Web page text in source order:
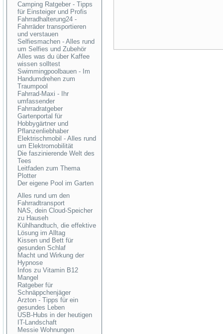
Camping Ratgeber - Tipps
für Einsteiger und Profis
Fahrradhalterung24 -
Fahrräder transportieren
und verstauen
Selfiesmachen - Alles rund
um Selfies und Zubehör
Alles was du über Kaffee
wissen solltest
Swimmingpoolbauen - Im
Handumdrehen zum
Traumpool
Fahrrad-Maxi - Ihr
umfassender
Fahrradratgeber
Gartenportal für
Hobbygärtner und
Pflanzenliebhaber
Elektrischmobil - Alles rund
um Elektromobilität
Die faszinierende Welt des
Tees
Leitfaden zum Thema
Plotter
Der eigene Pool im Garten
Alles rund um den
Fahrradtransport
NAS, dein Cloud-Speicher
zu Hauseh
Kühlhandtuch, die effektive
Lösung im Alltag
Kissen und Bett für
gesunden Schlaf
Macht und Wirkung der
Hypnose
Infos zu Vitamin B12
Mangel
Ratgeber für
Schnäppchenjäger
Arzton - Tipps für ein
gesundes Leben
USB-Hubs in der heutigen
IT-Landschaft
Messie Wohnungen